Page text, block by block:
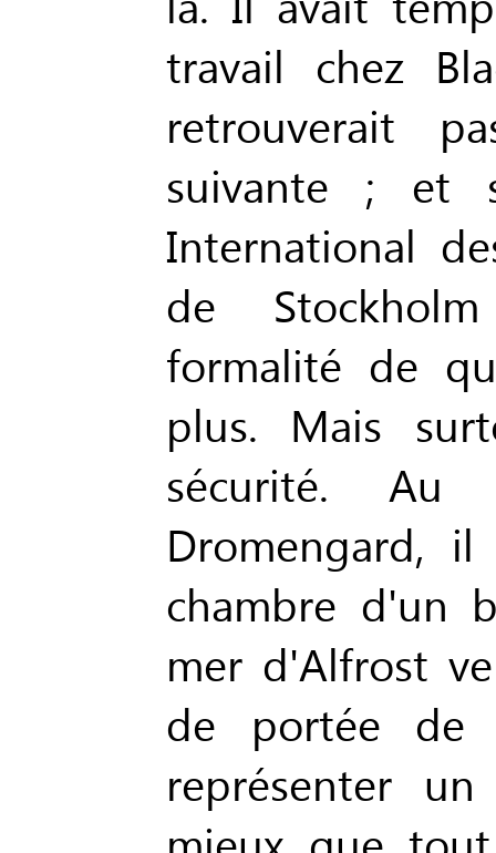
travail chez
retrouverait
suivante ; et
International
de
formalité de
plus. Mais
sécurité. Au
Dromengard,
chambre d'un
mer d'Alfrost
de portée de
représenter